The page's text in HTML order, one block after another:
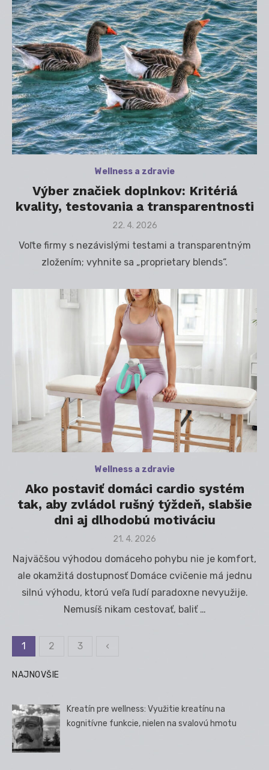
Wellness a zdravie
Výber značiek doplnkov: Kritériá
kvality, testovania a transparentnosti
Posted
22. 4. 2026
Voľte firmy s nezávislými testami a transparentným
zložením; vyhnite sa „proprietary blends“.
Wellness a zdravie
Ako postaviť domáci cardio systém
tak, aby zvládol rušný týždeň, slabšie
dni aj dlhodobú motiváciu
Posted
21. 4. 2026
Najväčšou výhodou domáceho pohybu nie je komfort,
ale okamžitá dostupnosť Domáce cvičenie má jednu
silnú výhodu, ktorú veľa ľudí paradoxne nevyužije.
Nemusíš nikam cestovať, baliť …
Stránkovanie
príspevkov
1 2 3 ‹
NAJNOVŠIE
Kreatín pre wellness: Využitie kreatínu na
kognitívne funkcie, nielen na svalovú hmotu